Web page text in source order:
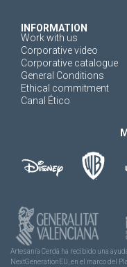
INFORMATION
Work with us
Corporative video
Corporative catalogue
General Conditions
Ethical commitment
Canal Ético
Artesanía Cerdá ha recibido una
NextGenerationEU, en el marco del